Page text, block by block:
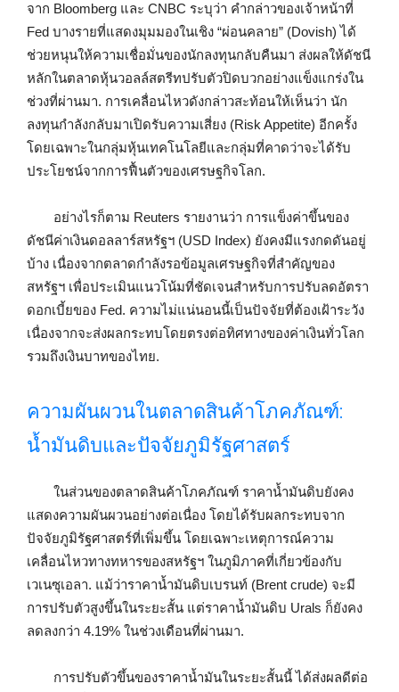
จาก Bloomberg และ CNBC ระบุว่า คำกล่าวของเจ้าหน้าที่
Fed บางรายที่แสดงมุมมองในเชิง “ผ่อนคลาย” (Dovish) ได้
ช่วยหนุนให้ความเชื่อมั่นของนักลงทุนกลับคืนมา ส่งผลให้ดัชนี
หลักในตลาดหุ้นวอลล์สตรีทปรับตัวปิดบวกอย่างแข็งแกร่งใน
ช่วงที่ผ่านมา. การเคลื่อนไหวดังกล่าวสะท้อนให้เห็นว่า นัก
ลงทุนกำลังกลับมาเปิดรับความเสี่ยง (Risk Appetite) อีกครั้ง
โดยเฉพาะในกลุ่มหุ้นเทคโนโลยีและกลุ่มที่คาดว่าจะได้รับ
ประโยชน์จากการฟื้นตัวของเศรษฐกิจโลก.
อย่างไรก็ตาม Reuters รายงานว่า การแข็งค่าขึ้นของ
ดัชนีค่าเงินดอลลาร์สหรัฐฯ (USD Index) ยังคงมีแรงกดดันอยู่
บ้าง เนื่องจากตลาดกำลังรอข้อมูลเศรษฐกิจที่สำคัญของ
สหรัฐฯ เพื่อประเมินแนวโน้มที่ชัดเจนสำหรับการปรับลดอัตรา
ดอกเบี้ยของ Fed. ความไม่แน่นอนนี้เป็นปัจจัยที่ต้องเฝ้าระวัง
เนื่องจากจะส่งผลกระทบโดยตรงต่อทิศทางของค่าเงินทั่วโลก
รวมถึงเงินบาทของไทย.
ความผันผวนในตลาดสินค้าโภคภัณฑ์:
น้ำมันดิบและปัจจัยภูมิรัฐศาสตร์
ในส่วนของตลาดสินค้าโภคภัณฑ์ ราคาน้ำมันดิบยังคง
แสดงความผันผวนอย่างต่อเนื่อง โดยได้รับผลกระทบจาก
ปัจจัยภูมิรัฐศาสตร์ที่เพิ่มขึ้น โดยเฉพาะเหตุการณ์ความ
เคลื่อนไหวทางทหารของสหรัฐฯ ในภูมิภาคที่เกี่ยวข้องกับ
เวเนซุเอลา. แม้ว่าราคาน้ำมันดิบเบรนท์ (Brent crude) จะมี
การปรับตัวสูงขึ้นในระยะสั้น แต่ราคาน้ำมันดิบ Urals ก็ยังคง
ลดลงกว่า 4.19% ในช่วงเดือนที่ผ่านมา.
การปรับตัวขึ้นของราคาน้ำมันในระยะสั้นนี้ ได้ส่งผลดีต่อ